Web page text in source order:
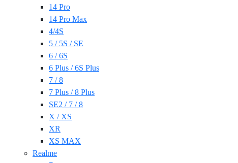
14 Pro
14 Pro Max
4/4S
5 / 5S / SE
6 / 6S
6 Plus / 6S Plus
7 / 8
7 Plus / 8 Plus
SE2 / 7 / 8
X / XS
XR
XS MAX
Realme